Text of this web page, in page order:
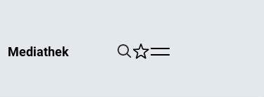
Mediathek